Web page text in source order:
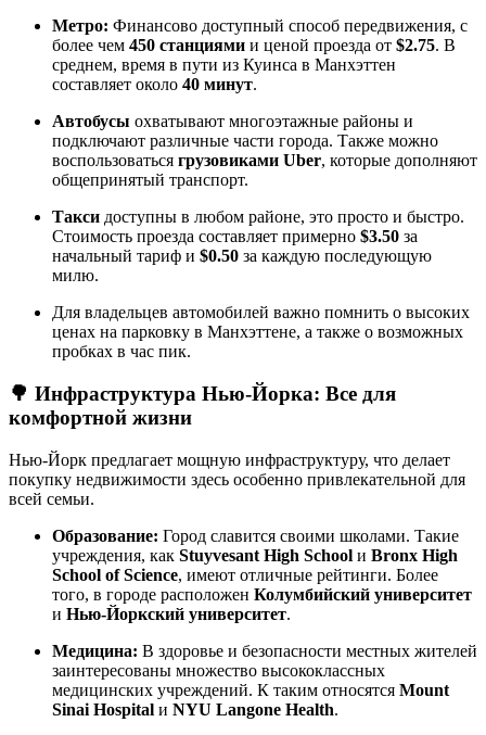
Метро: Финансово доступный способ передвижения, с
более чем 450 станциями и ценой проезда от $2.75. В
среднем, время в пути из Куинса в Манхэттен
составляет около 40 минут.
Автобусы охватывают многоэтажные районы и
подключают различные части города. Также можно
воспользоваться грузовиками Uber, которые дополняют
общепринятый транспорт.
Такси доступны в любом районе, это просто и быстро.
Стоимость проезда составляет примерно $3.50 за
начальный тариф и $0.50 за каждую последующую
милю.
Для владельцев автомобилей важно помнить о высоких
ценах на парковку в Манхэттене, а также о возможных
пробках в час пик.
🌳 Инфраструктура Нью-Йорка: Все для
комфортной жизни
Нью-Йорк предлагает мощную инфраструктуру, что делает
покупку недвижимости здесь особенно привлекательной для
всей семьи.
Образование: Город славится своими школами. Такие
учреждения, как Stuyvesant High School и Bronx High
School of Science, имеют отличные рейтинги. Более
того, в городе расположен Колумбийский университет
и Нью-Йоркский университет.
Медицина: В здоровье и безопасности местных жителей
заинтересованы множество высококлассных
медицинских учреждений. К таким относятся Mount
Sinai Hospital и NYU Langone Health.